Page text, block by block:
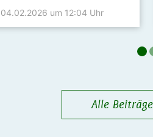
04.02.2026 um 12:04 Uhr
Alle